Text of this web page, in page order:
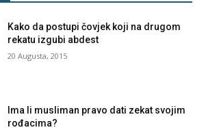
Kako da postupi čovjek koji na drugom
rekatu izgubi abdest
20 Augusta, 2015
Ima li musliman pravo dati zekat svojim
rođacima?